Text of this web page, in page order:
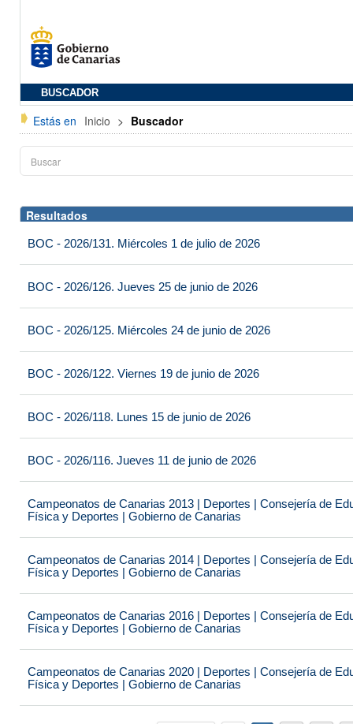
BUSCADOR
Estás en Inicio > Buscador
Resultados
BOC - 2026/131. Miércoles 1 de julio de 2026
BOC - 2026/126. Jueves 25 de junio de 2026
BOC - 2026/125. Miércoles 24 de junio de 2026
BOC - 2026/122. Viernes 19 de junio de 2026
BOC - 2026/118. Lunes 15 de junio de 2026
BOC - 2026/116. Jueves 11 de junio de 2026
Campeonatos de Canarias 2013 | Deportes | Consejería de
Física y Deportes | Gobierno de Canarias
Campeonatos de Canarias 2014 | Deportes | Consejería de
Física y Deportes | Gobierno de Canarias
Campeonatos de Canarias 2016 | Deportes | Consejería de
Física y Deportes | Gobierno de Canarias
Campeonatos de Canarias 2020 | Deportes | Consejería de
Física y Deportes | Gobierno de Canarias